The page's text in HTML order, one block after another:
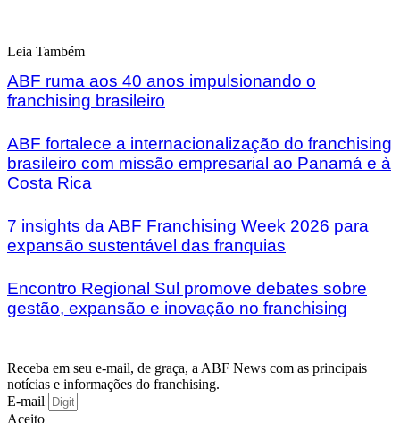
Leia Também
ABF ruma aos 40 anos impulsionando o
franchising brasileiro
ABF fortalece a internacionalização do franchising
brasileiro com missão empresarial ao Panamá e à
Costa Rica
7 insights da ABF Franchising Week 2026 para
expansão sustentável das franquias
Encontro Regional Sul promove debates sobre
gestão, expansão e inovação no franchising
Receba em seu e-mail, de graça, a ABF News com as principais
notícias e informações do franchising.
E-mail
Aceito